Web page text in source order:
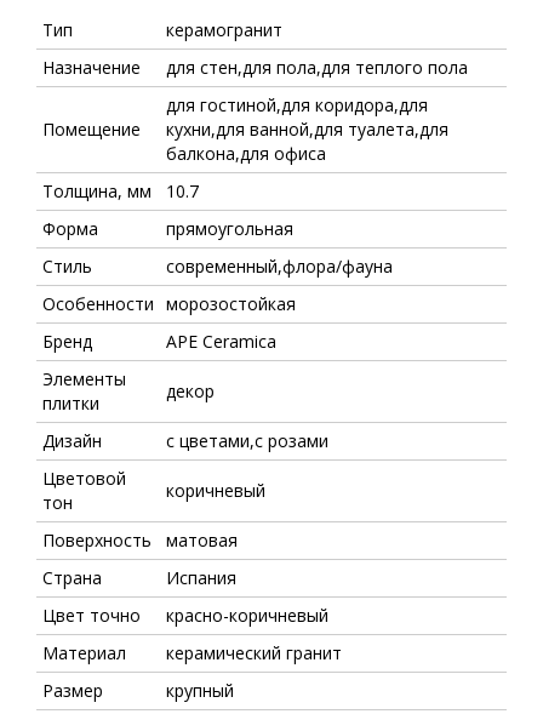
Тип
керамогранит
Назначение
для стен,для пола,для теплого пола
Помещение
для гостиной,для коридора,для
кухни,для ванной,для туалета,для
балкона,для офиса
Толщина, мм
10.7
Форма
прямоугольная
Стиль
современный,флора/фауна
Особенности морозостойкая
Бренд
APE Ceramica
Элементы
плитки
декор
Дизайн
с цветами,с розами
Цветовой
тон
коричневый
Поверхность
матовая
Страна
Испания
Цвет точно
красно-коричневый
Материал
керамический гранит
Размер
крупный